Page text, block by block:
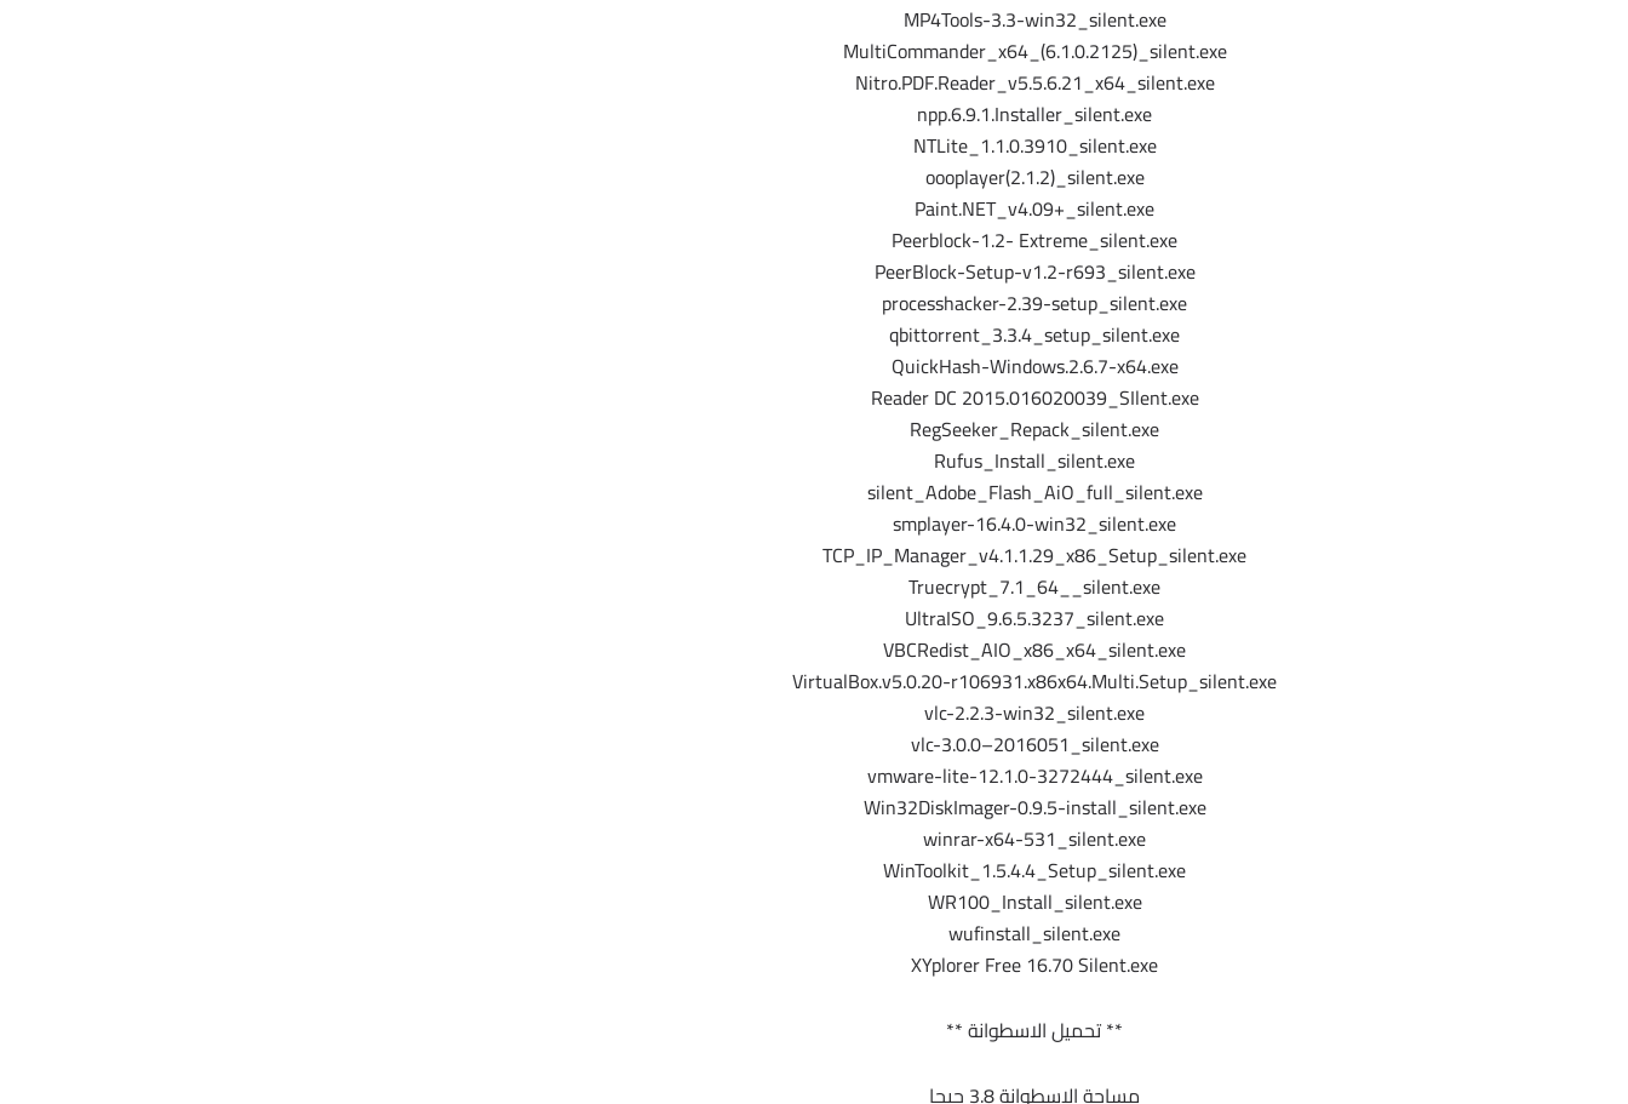
MP4Tools-3.3-win32_silent.exe
MultiCommander_x64_(6.1.0.2125)_silent.exe
Nitro.PDF.Reader_v5.5.6.21_x64_silent.exe
npp.6.9.1.Installer_silent.exe
NTLite_1.1.0.3910_silent.exe
oooplayer(2.1.2)_silent.exe
Paint.NET_v4.09+_silent.exe
Peerblock-1.2- Extreme_silent.exe
PeerBlock-Setup-v1.2-r693_silent.exe
processhacker-2.39-setup_silent.exe
qbittorrent_3.3.4_setup_silent.exe
QuickHash-Windows.2.6.7-x64.exe
Reader DC 2015.016020039_SIlent.exe
RegSeeker_Repack_silent.exe
Rufus_Install_silent.exe
silent_Adobe_Flash_AiO_full_silent.exe
smplayer-16.4.0-win32_silent.exe
TCP_IP_Manager_v4.1.1.29_x86_Setup_silent.exe
Truecrypt_7.1_64__silent.exe
UltraISO_9.6.5.3237_silent.exe
VBCRedist_AIO_x86_x64_silent.exe
VirtualBox.v5.0.20-r106931.x86x64.Multi.Setup_silent.exe
vlc-2.2.3-win32_silent.exe
vlc-3.0.0–2016051_silent.exe
vmware-lite-12.1.0-3272444_silent.exe
Win32DiskImager-0.9.5-install_silent.exe
winrar-x64-531_silent.exe
WinToolkit_1.5.4.4_Setup_silent.exe
WR100_Install_silent.exe
wufinstall_silent.exe
XYplorer Free 16.70 Silent.exe
** تحميل الاسطوانة **
مساحة الاسطوانة 3.8 جيجا